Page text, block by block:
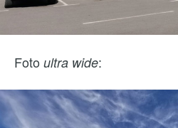
Foto ultra wide: